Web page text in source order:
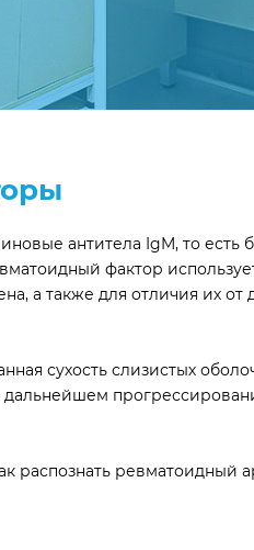
антитела IgM, то
фактор
а также для отличия их
сухость слизистых
распознать